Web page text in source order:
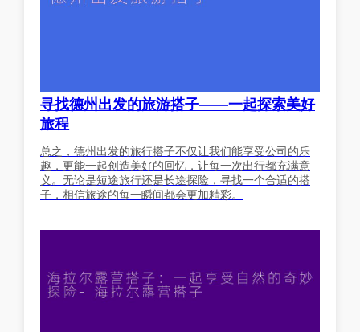
寻找德州出发的旅游搭子——一起探索美好
旅程
总之，德州出发的旅行搭子不仅让我们能享受公司的乐
趣，更能一起创造美好的回忆，让每一次出行都充满意
义。无论是短途旅行还是长途探险，寻找一个合适的搭
子，相信旅途的每一瞬间都会更加精彩。